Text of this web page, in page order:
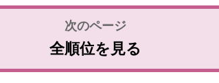
全順位を見る